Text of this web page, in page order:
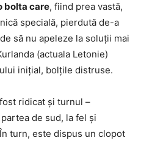
bolta care, fiind prea vastă,
specială, pierdută de-a
să nu apeleze la soluţii mai
(actuala Letonie)
iniţial, bolţile distruse.
ridicat şi turnul –
de sud, la fel şi
turn, este dispus un clopot